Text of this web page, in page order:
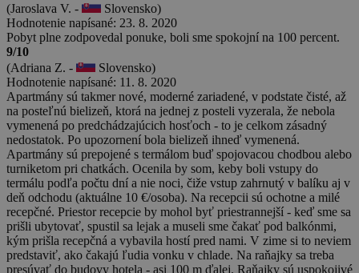
(Jaroslava V. -
Slovensko)
Hodnotenie napísané: 23. 8. 2020
Pobyt plne zodpovedal ponuke, boli sme spokojní na 100 percent.
9/10
(Adriana Z. -
Slovensko)
Hodnotenie napísané: 11. 8. 2020
Apartmány sú takmer nové, moderné zariadené, v podstate čisté, až
na posteľnú bielizeň, ktorá na jednej z posteli vyzerala, že nebola
vymenená po predchádzajúcich hosťoch - to je celkom zásadný
nedostatok. Po upozornení bola bielizeň ihneď vymenená.
Apartmány sú prepojené s termálom buď spojovacou chodbou alebo
turniketom pri chatkách. Ocenila by som, keby boli vstupy do
termálu podľa počtu dní a nie noci, čiže vstup zahrnutý v balíku aj v
deň odchodu (aktuálne 10 €/osoba). Na recepcii sú ochotne a milé
recepčné. Priestor recepcie by mohol byť priestrannejší - keď sme sa
prišli ubytovať, spustil sa lejak a museli sme čakať pod balkónmi,
kým prišla recepčná a vybavila hostí pred nami. V zime si to neviem
predstaviť, ako čakajú ľudia vonku v chlade. Na raňajky sa treba
presúvať do budovy hotela - asi 100 m ďalej. Raňajky sú uspokojivé